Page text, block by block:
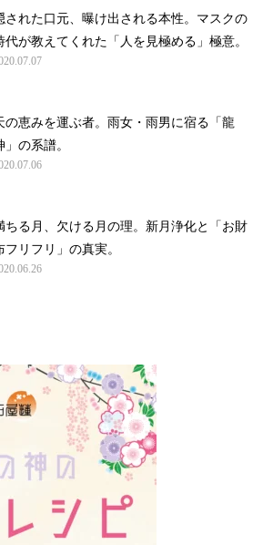
された口元、曝け出される本性。マスクの
代が教えてくれた「人を見極める」極意。
の恵みを運ぶ者。雨女・雨男に宿る「龍
」の系譜。
ちる月、欠ける月の理。新月浄化と「お財
フリフリ」の真実。